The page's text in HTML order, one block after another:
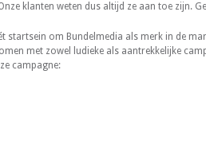
klanten weten dus altijd ze aan toe zijn.
startsein om Bundelmedia als merk in de
met zowel ludieke als aantrekkelijke
campagne: